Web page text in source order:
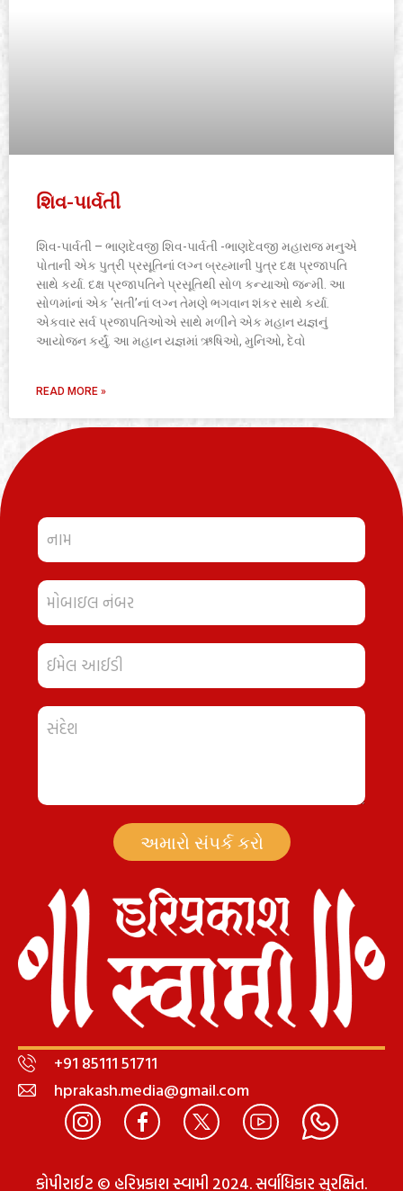
શિવ-પાર્વતી
શિવ-પાર્વતી – ભાણદેવજી શિવ-પાર્વતી -ભાણદેવજી મહારાજ મનુએ
પોતાની એક પુત્રી પ્રસૂતિનાં લગ્ન બ્રહ્માની પુત્ર દક્ષ પ્રજાપતિ
સાથે કર્યા. દક્ષ પ્રજાપતિને પ્રસૂતિથી સોળ કન્યાઓ જન્મી. આ
સોળમાંનાં એક ‘સતી’નાં લગ્ન તેમણે ભગવાન શંકર સાથે કર્યા.
એકવાર સર્વ પ્રજાપતિઓએ સાથે મળીને એક મહાન યજ્ઞનું
આયોજન કર્યું. આ મહાન યજ્ઞમાં ઋષિઓ, મુનિઓ, દેવો
READ MORE »
અમારો સંપર્ક કરો
+91 85111 51711
hprakash.media@gmail.com
કોપીરાઈટ © હરિપ્રકાશ સ્વામી 2024. સર્વાધિકાર સુરક્ષિત.